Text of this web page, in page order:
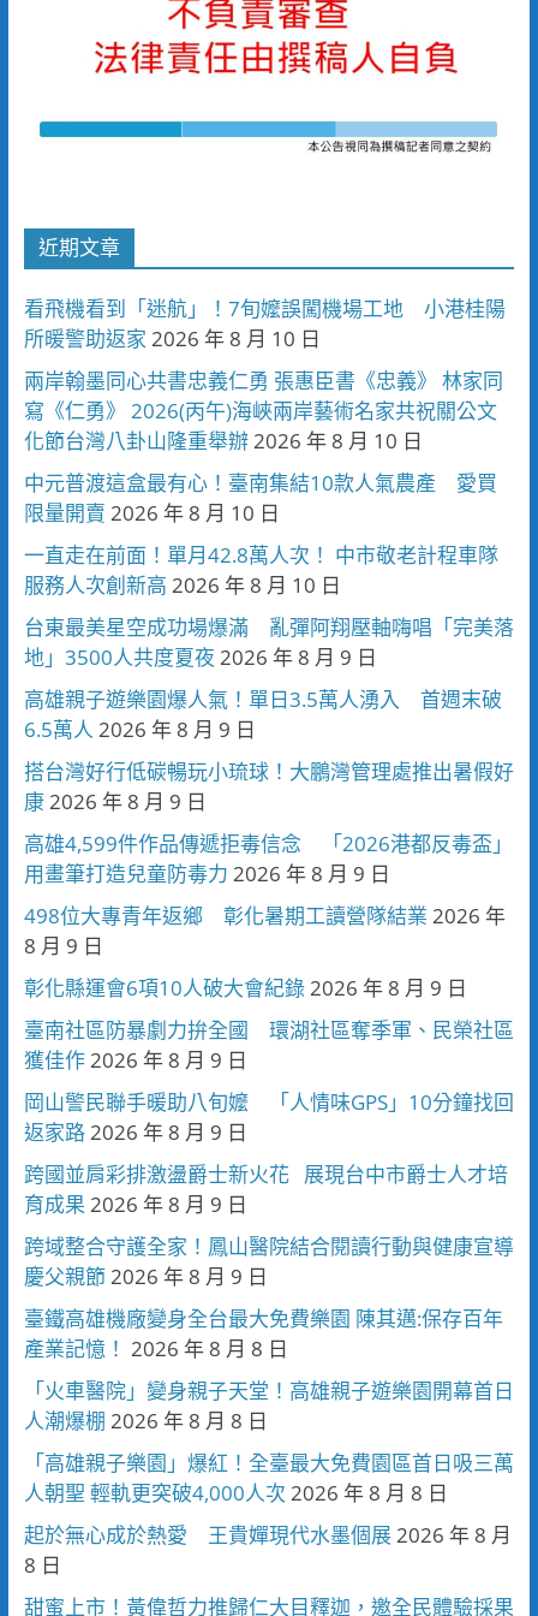
近期文章
看飛機看到「迷航」！7旬嬤誤闖機場工地 小港桂陽
所暖警助返家 2026 年 8 月 10 日
兩岸翰墨同心共書忠義仁勇 張惠臣書《忠義》 林家同
寫《仁勇》 2026(丙午)海峽兩岸藝術名家共祝關公文
化節台灣八卦山隆重舉辦 2026 年 8 月 10 日
中元普渡這盒最有心！臺南集結10款人氣農產 愛買
限量開賣 2026 年 8 月 10 日
一直走在前面！單月42.8萬人次！ 中市敬老計程車隊
服務人次創新高 2026 年 8 月 10 日
台東最美星空成功場爆滿 亂彈阿翔壓軸嗨唱「完美落
地」3500人共度夏夜 2026 年 8 月 9 日
高雄親子遊樂園爆人氣！單日3.5萬人湧入 首週末破
6.5萬人 2026 年 8 月 9 日
搭台灣好行低碳暢玩小琉球！大鵬灣管理處推出暑假好
康 2026 年 8 月 9 日
高雄4,599件作品傳遞拒毒信念 「2026港都反毒盃」
用畫筆打造兒童防毒力 2026 年 8 月 9 日
498位大專青年返鄉 彰化暑期工讀營隊結業 2026 年
8 月 9 日
彰化縣運會6項10人破大會紀錄 2026 年 8 月 9 日
臺南社區防暴劇力拚全國 環湖社區奪季軍、民榮社區
獲佳作 2026 年 8 月 9 日
岡山警民聯手暖助八旬嬤 「人情味GPS」10分鐘找回
返家路 2026 年 8 月 9 日
跨國並肩彩排激盪爵士新火花 展現台中市爵士人才培
育成果 2026 年 8 月 9 日
跨域整合守護全家！鳳山醫院結合閱讀行動與健康宣導
慶父親節 2026 年 8 月 9 日
臺鐵高雄機廠變身全台最大免費樂園 陳其邁:保存百年
產業記憶！ 2026 年 8 月 8 日
「火車醫院」變身親子天堂！高雄親子遊樂園開幕首日
人潮爆棚 2026 年 8 月 8 日
「高雄親子樂園」爆紅！全臺最大免費園區首日吸三萬
人朝聖 輕軌更突破4,000人次 2026 年 8 月 8 日
起於無心成於熱愛 王貴嬋現代水墨個展 2026 年 8 月
8 日
甜蜜上市！黃偉哲力推歸仁大目釋迦，邀全民體驗採果